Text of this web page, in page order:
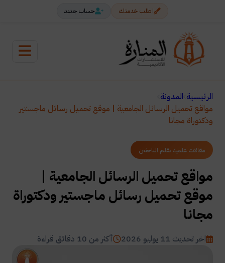
اطلب خدمتك حساب جديد
الرئيسية المدونة
مواقع تحميل الرسائل الجامعية | موقع تحميل رسائل ماجستير
ودكتوراة مجانا
مقالات علمية بقلم الباحثين
مواقع تحميل الرسائل الجامعية |
موقع تحميل رسائل ماجستير ودكتوراة
مجانا
اخر تحديث 11 يوليو 2026 أكثر من 10 دقائق قراءة